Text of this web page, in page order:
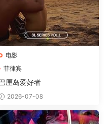
电影
菲律宾
厘岛爱好者
2026-07-08